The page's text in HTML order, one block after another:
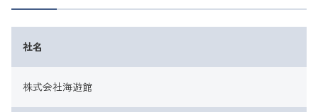
社名
株式会社海遊館